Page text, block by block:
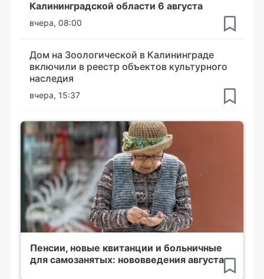
Калининградской области 6 августа
вчера, 08:00
Дом на Зоологической в Калининграде
включили в реестр объектов культурного
наследия
вчера, 15:37
Пенсии, новые квитанции и больничные
для самозанятых: нововведения августа